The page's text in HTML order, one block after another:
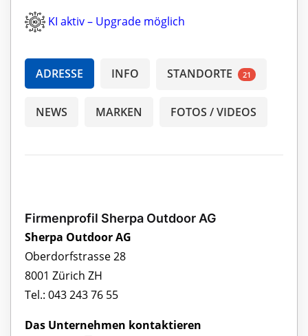
KI aktiv – Upgrade möglich
ADRESSE INFO STANDORTE 21
NEWS MARKEN FOTOS / VIDEOS
Firmenprofil Sherpa Outdoor AG
Sherpa Outdoor AG
Oberdorfstrasse 28
8001 Zürich ZH
Tel.: 043 243 76 55
Das Unternehmen kontaktieren